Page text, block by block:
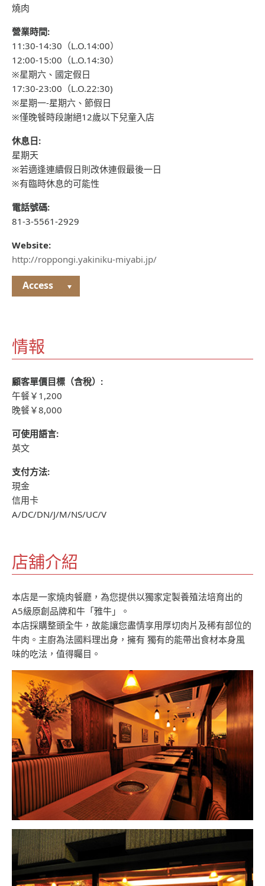
燒肉
營業時間:
11:30-14:30（L.O.14:00）
12:00-15:00（L.O.14:30）
※星期六、國定假日
17:30-23:00（L.O.22:30)
※星期一-星期六、節假日
※僅晚餐時段謝絕12歲以下兒童入店
休息日:
星期天
※若適逢連續假日則改休連假最後一日
※有臨時休息的可能性
電話號碼:
81-3-5561-2929
Website:
http://roppongi.yakiniku-miyabi.jp/
Access
情報
顧客單價目標（含稅）:
午餐￥1,200
晚餐￥8,000
可使用語言:
英文
支付方法:
現金
信用卡
A/DC/DN/J/M/NS/UC/V
店舖介紹
本店是一家燒肉餐廳，為您提供以獨家定製養殖法培育出的
A5級原創品牌和牛「雅牛」。
本店採購整頭全牛，故能讓您盡情享用厚切肉片及稀有部位的
牛肉。主廚為法國料理出身，擁有 獨有的能帶出食材本身風
味的吃法，值得矚目。